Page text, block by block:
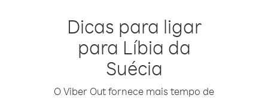
Dicas para ligar
para Líbia da
Suécia
O Viber Out fornece mais tempo de